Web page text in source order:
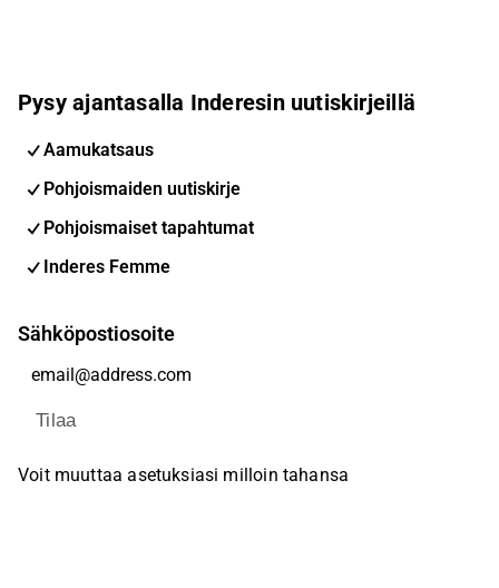
Pysy ajantasalla Inderesin uutiskirjeillä
Aamukatsaus
Pohjoismaiden uutiskirje
Pohjoismaiset tapahtumat
Inderes Femme
Sähköpostiosoite
Tilaa
Voit muuttaa asetuksiasi milloin tahansa